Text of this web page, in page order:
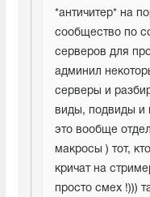
*античитер* на
сообщество по
серверов для
админил
серверы и
виды, подвиды и
это вообще
макросы ) тот,
кричат на
просто смех !)))